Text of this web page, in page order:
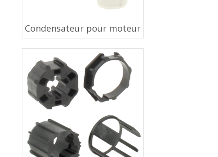
Condensateur pour moteur